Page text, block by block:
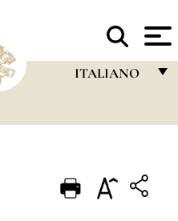
ITALIANO
PORTUGUÊS